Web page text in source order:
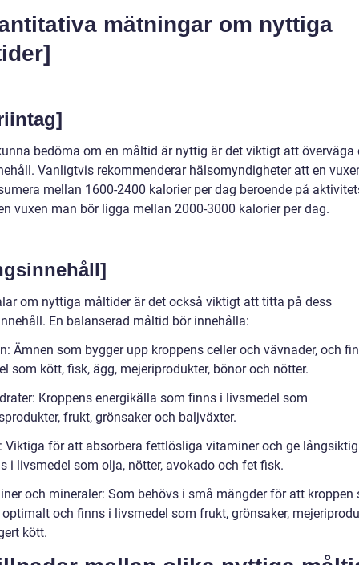
mätningar om nyttiga
bedöma om en måltid är nyttig är det viktigt att överväga
Vanligtvis rekommenderar hälsomyndigheter att en
mellan 1600-2400 kalorier per dag beroende på
vuxen man bör ligga mellan 2000-3000 kalorier per dag.
om nyttiga måltider är det också viktigt att titta på dess
En balanserad måltid bör innehålla:
Ämnen som bygger upp kroppens celler och vävnader, och
som kött, fisk, ägg, mejeriprodukter, bönor och nötter.
Kroppens energikälla som finns i livsmedel som
frukt, grönsaker och baljväxter.
Viktiga för att absorbera fettlösliga vitaminer och ge långsiktig
i livsmedel som olja, nötter, avokado och fet fisk.
och mineraler: Som behövs i små mängder för att kroppen
och finns i livsmedel som frukt, grönsaker,
kött.